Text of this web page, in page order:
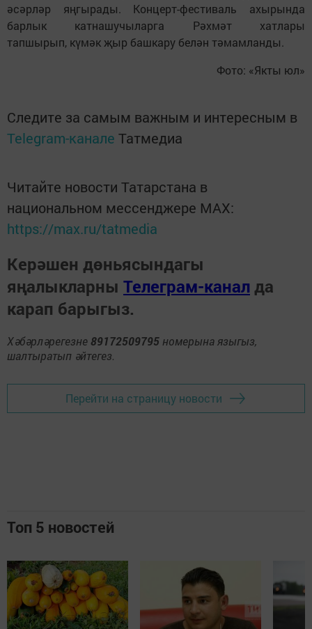
әсәрләр яңгырады. Концерт-фестиваль ахырында
барлык катнашучыларга Рәхмәт хатлары
тапшырып, күмәк җыр башкару белән тәмамланды.
Фото: «Якты юл»
Следите за самым важным и интересным в
Telegram-канале Татмедиа
Читайте новости Татарстана в
национальном мессенджере MАХ:
https://max.ru/tatmedia
Керәшен дөньясындагы
яңалыкларны Телеграм-канал да
карап барыгыз.
Хәбәрләрегезне 89172509795 номерына языгыз,
шалтыратып әйтегез.
Перейти на страницу новости
Топ 5 новостей